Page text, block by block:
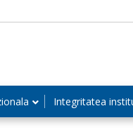
Integritatea